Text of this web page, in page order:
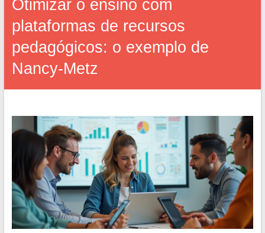
Otimizar o ensino com
plataformas de recursos
pedagógicos: o exemplo de
Nancy-Metz